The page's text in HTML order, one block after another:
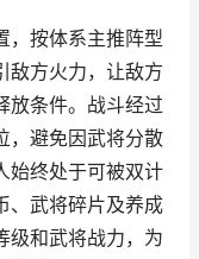
，按体系主推阵型
敌方火力，让敌方
放条件。战斗经过
，避免因武将分散
始终处于可被双计
、武将碎片及养成
级和武将战力，为